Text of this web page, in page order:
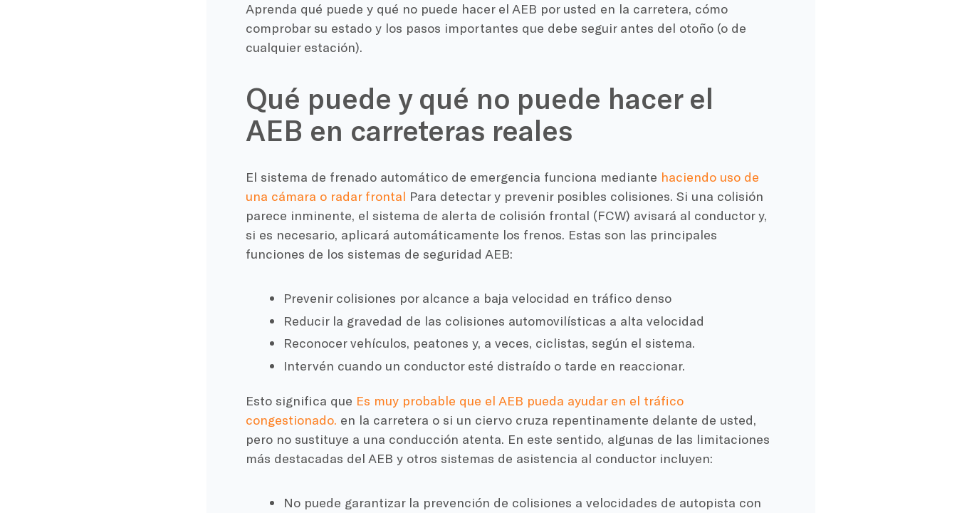
Aprenda qué puede y qué no puede hacer el AEB por usted en la carretera, cómo
comprobar su estado y los pasos importantes que debe seguir antes del otoño (o de
cualquier estación).
Qué puede y qué no puede hacer el
AEB en carreteras reales
El sistema de frenado automático de emergencia funciona mediante haciendo uso de
una cámara o radar frontal Para detectar y prevenir posibles colisiones. Si una colisión
parece inminente, el sistema de alerta de colisión frontal (FCW) avisará al conductor y,
si es necesario, aplicará automáticamente los frenos. Estas son las principales
funciones de los sistemas de seguridad AEB:
Prevenir colisiones por alcance a baja velocidad en tráfico denso
Reducir la gravedad de las colisiones automovilísticas a alta velocidad
Reconocer vehículos, peatones y, a veces, ciclistas, según el sistema.
Intervén cuando un conductor esté distraído o tarde en reaccionar.
Esto significa que Es muy probable que el AEB pueda ayudar en el tráfico
congestionado. en la carretera o si un ciervo cruza repentinamente delante de usted,
pero no sustituye a una conducción atenta. En este sentido, algunas de las limitaciones
más destacadas del AEB y otros sistemas de asistencia al conductor incluyen:
No puede garantizar la prevención de colisiones a velocidades de autopista con